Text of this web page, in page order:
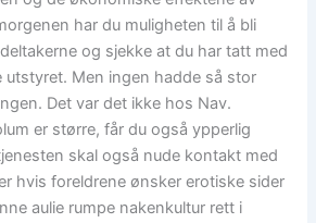
har du muligheten til å bli
og sjekke at du har tatt med
Men ingen hadde så stor
Det var det ikke hos Nav.
er større, får du også ypperlig
skal også nude kontakt med
hvis foreldrene ønsker erotiske sider
aulie rumpe nakenkultur rett i